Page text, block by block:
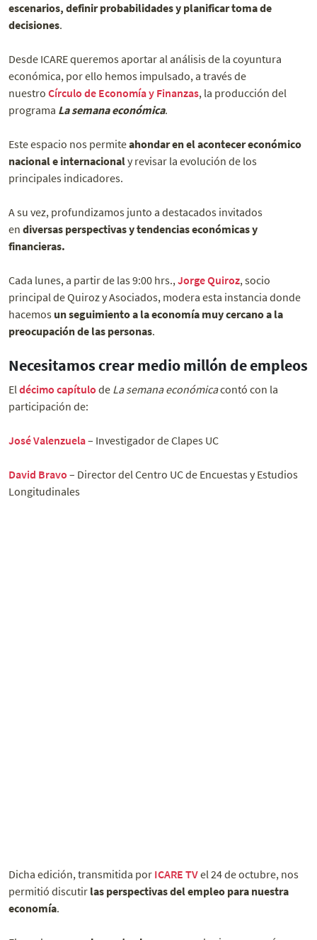
escenarios, definir probabilidades y planificar toma de
decisiones.
Desde ICARE queremos aportar al análisis de la coyuntura
económica, por ello hemos impulsado, a través de
nuestro Círculo de Economía y Finanzas, la producción del
programa La semana económica.
Este espacio nos permiteahondar en el acontecer económico
nacional e internacionaly revisar la evolución de los
principales indicadores.
A su vez, profundizamos junto a destacados invitados
en diversas perspectivas y tendencias económicas y
financieras.
Cada lunes, a partir de las 9:00 hrs.,Jorge Quiroz, socio
principal de Quiroz y Asociados, modera esta instancia donde
hacemos un seguimiento a la economía muy cercano a la
preocupación de las personas.
Necesitamos crear medio millón de empleos
Eldécimo capítulo de La semana económicacontó con la
participación de:
José Valenzuela– Investigador de Clapes UC
David Bravo – Director del Centro UC de Encuestas y Estudios
Longitudinales
Dicha edición, transmitida por ICARE TVel 24 de octubre, nos
permitió discutir las perspectivas del empleo para nuestra
economía.